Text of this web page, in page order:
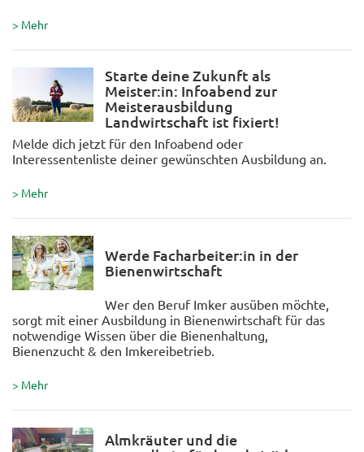
> Mehr
Starte deine Zukunft als
Meister:in: Infoabend zur
Meisterausbildung
Landwirtschaft ist fixiert!
Melde dich jetzt für den Infoabend oder
Interessentenliste deiner gewünschten Ausbildung an.
> Mehr
Werde Facharbeiter:in in der
Bienenwirtschaft
Wer den Beruf Imker ausüben möchte,
sorgt mit einer Ausbildung in Bienenwirtschaft für das
notwendige Wissen über die Bienenhaltung,
Bienenzucht & den Imkereibetrieb.
> Mehr
Almkräuter und die